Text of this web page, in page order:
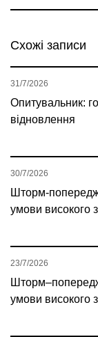
Схожі записи
Опитувальник:
відновлення
31/7/2026
Шторм-
умови високого
30/7/2026
умови високого
23/7/2026